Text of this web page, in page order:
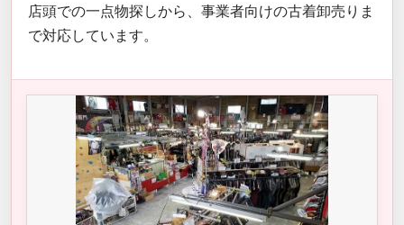
店頭での一点物探しから、事業者向けの古着卸売りま
で対応しています。